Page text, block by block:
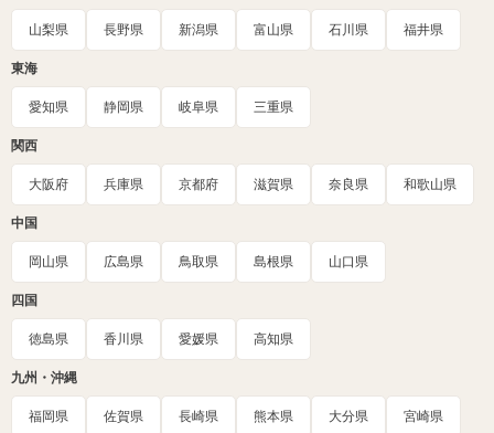
山梨県 長野県 新潟県 富山県 石川県 福井県
東海
愛知県 静岡県 岐阜県 三重県
関西
大阪府 兵庫県 京都府 滋賀県 奈良県 和歌山県
中国
岡山県 広島県 鳥取県 島根県 山口県
四国
徳島県 香川県 愛媛県 高知県
九州・沖縄
福岡県 佐賀県 長崎県 熊本県 大分県 宮崎県